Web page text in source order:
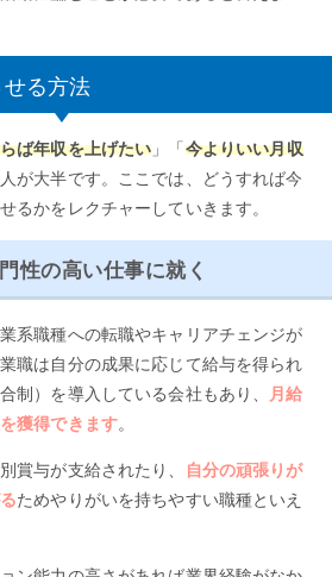
る方法
ば年収を上げたい 」「 今よりいい月収
が大半です。ここでは、どうすれば今
るかをレクチャーしていきます。
性の高い仕事に就く
系職種への転職やキャリアチェンジが
職は自分の成果に応じて給与を得られ
制）を導入している会社もあり、
月給
獲得できます。
賞与が支給されたり、
自分の頑張りが
ためやりがいを持ちやすい職種といえ